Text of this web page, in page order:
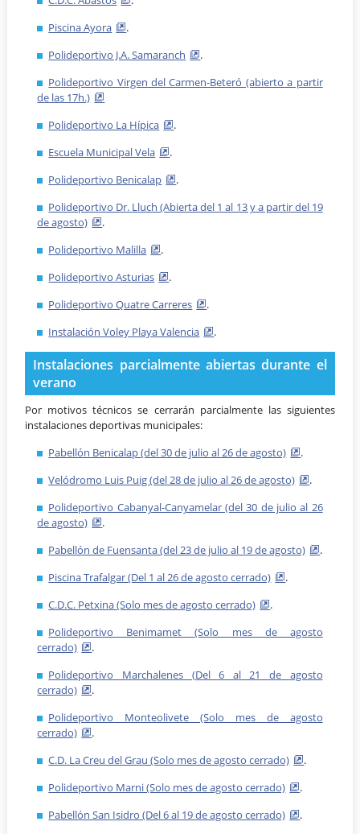
Piscina Ayora
.
Polideportivo J.A. Samaranch
.
Polideportivo Virgen del Carmen-Beteró (abierto a partir
de las 17h.)
Polideportivo La Hípica
.
Escuela Municipal Vela
.
Polideportivo Benicalap
.
Polideportivo Dr. Lluch (Abierta del 1 al 13 y a partir del 19
de agosto)
.
Polideportivo Malilla
.
Polideportivo Asturias
.
Polideportivo Quatre Carreres
.
Instalación Voley Playa Valencia
.
Instalaciones parcialmente abiertas durante el
verano
Por motivos técnicos se cerrarán parcialmente las siguientes
instalaciones deportivas municipales:
Pabellón Benicalap (del 30 de julio al 26 de agosto)
.
Velódromo Luis Puig (del 28 de julio al 26 de agosto)
.
Polideportivo Cabanyal-Canyamelar (del 30 de julio al 26
de agosto)
.
Pabellón de Fuensanta (del 23 de julio al 19 de agosto)
.
Piscina Trafalgar (Del 1 al 26 de agosto cerrado)
.
C.D.C. Petxina (Solo mes de agosto cerrado)
.
Polideportivo Benimamet (Solo mes de agosto
cerrado)
.
Polideportivo Marchalenes (Del 6 al 21 de agosto
cerrado)
.
Polideportivo Monteolivete (Solo mes de agosto
cerrado)
.
C.D. La Creu del Grau (Solo mes de agosto cerrado)
.
Polideportivo Marni (Solo mes de agosto cerrado)
.
Pabellón San Isidro (Del 6 al 19 de agosto cerrado)
.